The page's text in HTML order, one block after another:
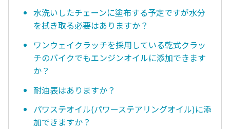
水洗いしたチェーンに塗布する予定ですが水分
を拭き取る必要はありますか？
ワンウェイクラッチを採用している乾式クラッ
チのバイクでもエンジンオイルに添加できます
か？
耐油表はありますか？
パワステオイル(パワーステアリングオイル)に添
加できますか？